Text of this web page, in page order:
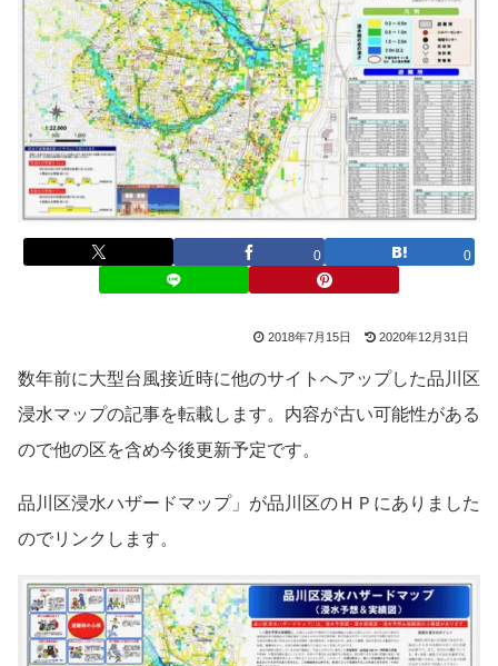
0 0
2018年7月15日 2020年12月31日
数年前に大型台風接近時に他のサイトへアップした品川区
浸水マップの記事を転載します。内容が古い可能性がある
ので他の区を含め今後更新予定です。
品川区浸水ハザードマップ」が品川区のＨＰにありました
のでリンクします。